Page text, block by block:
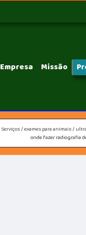
Empresa Missão
Serviços exames para animais
onde fazer radiografia